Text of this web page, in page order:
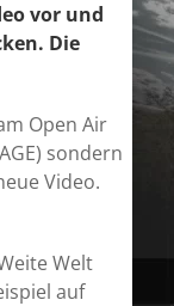
vor und
Die
Open Air
sondern
Video.
Welt
auf